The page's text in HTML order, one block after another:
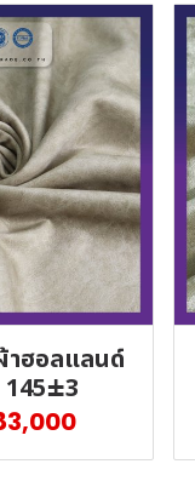
าฮอลแลนด์
145±3
3,000